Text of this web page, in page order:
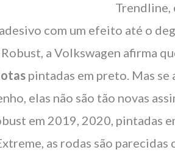
Trendline,
com um efeito até o
a Volkswagen afirma
pintadas em preto. Mas se
elas não são tão novas
em 2019, 2020, pintadas
as rodas são parecidas